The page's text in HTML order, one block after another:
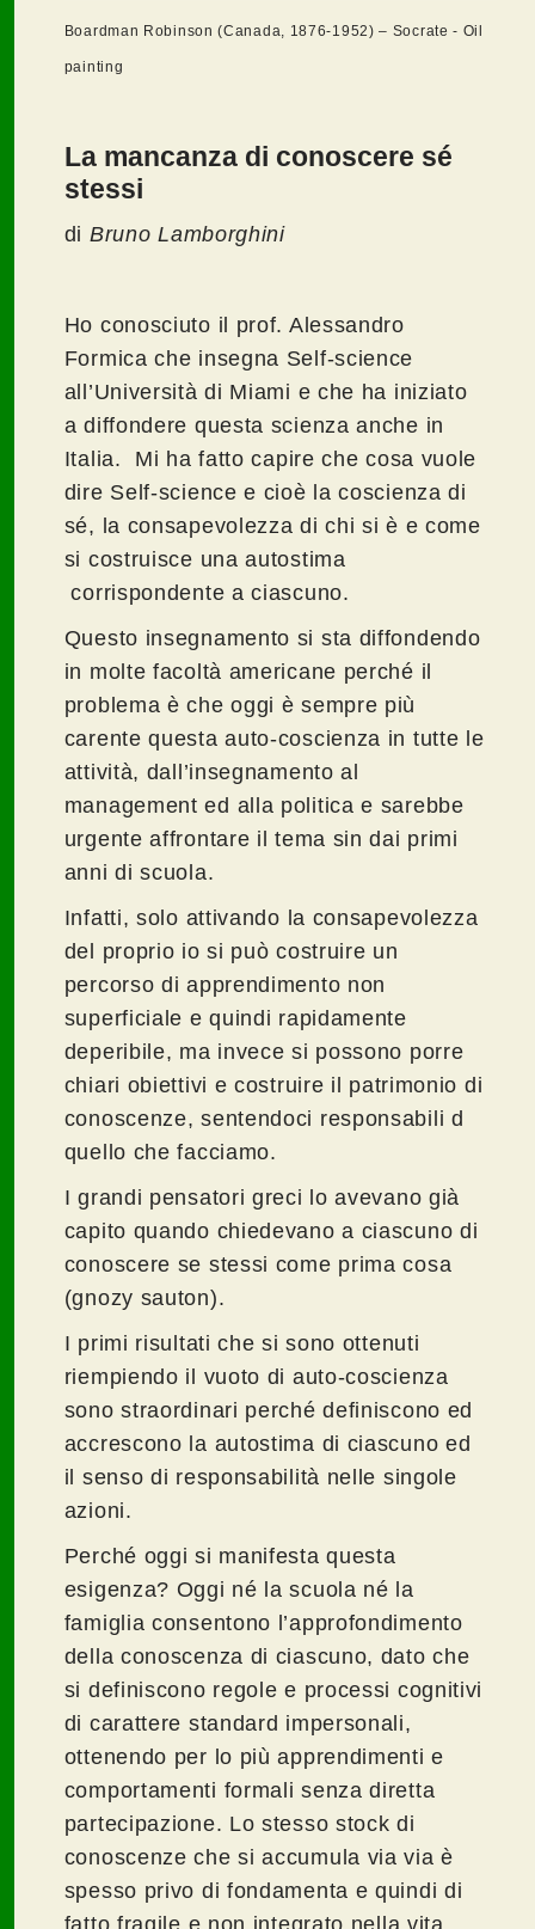
Boardman Robinson (Canada, 1876-1952) – Socrate - Oil
painting
La mancanza di conoscere sé
stessi
di Bruno Lamborghini
Ho conosciuto il prof. Alessandro
Formica che insegna Self-science
all’Università di Miami e che ha iniziato
a diffondere questa scienza anche in
Italia. Mi ha fatto capire che cosa vuole
dire Self-science e cioè la coscienza di
sé, la consapevolezza di chi si è e come
si costruisce una autostima
corrispondente a ciascuno.
Questo insegnamento si sta diffondendo
in molte facoltà americane perché il
problema è che oggi è sempre più
carente questa auto-coscienza in tutte le
attività, dall’insegnamento al
management ed alla politica e sarebbe
urgente affrontare il tema sin dai primi
anni di scuola.
Infatti, solo attivando la consapevolezza
del proprio io si può costruire un
percorso di apprendimento non
superficiale e quindi rapidamente
deperibile, ma invece si possono porre
chiari obiettivi e costruire il patrimonio di
conoscenze, sentendoci responsabili d
quello che facciamo.
I grandi pensatori greci lo avevano già
capito quando chiedevano a ciascuno di
conoscere se stessi come prima cosa
(gnozy sauton).
I primi risultati che si sono ottenuti
riempiendo il vuoto di auto-coscienza
sono straordinari perché definiscono ed
accrescono la autostima di ciascuno ed
il senso di responsabilità nelle singole
azioni.
Perché oggi si manifesta questa
esigenza? Oggi né la scuola né la
famiglia consentono l’approfondimento
della conoscenza di ciascuno, dato che
si definiscono regole e processi cognitivi
di carattere standard impersonali,
ottenendo per lo più apprendimenti e
comportamenti formali senza diretta
partecipazione. Lo stesso stock di
conoscenze che si accumula via via è
spesso privo di fondamenta e quindi di